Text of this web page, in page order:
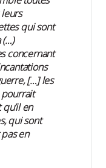
qui sont
(…)
concernant
[…] les
en
qui sont
en